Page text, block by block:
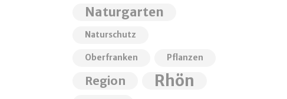
Naturgarten
Naturschutz
Oberfranken Pflanzen
Region Rhön